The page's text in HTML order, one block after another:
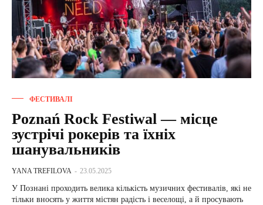
ФЕСТИВАЛІ
Poznań Rock Festiwal — місце
зустрічі рокерів та їхніх
шанувальників
YANA TREFILOVA - 23.05.2025
У Познані проходить велика кількість музичних фестивалів, які не
тільки вносять у життя містян радість і веселощі, а й просувають